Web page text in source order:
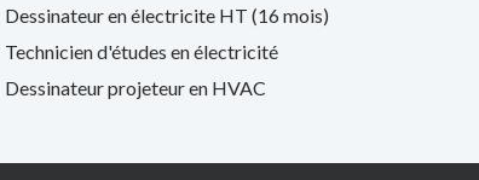
Dessinateur en électricite HT (16 mois)
Technicien d'études en électricité
Dessinateur projeteur en HVAC